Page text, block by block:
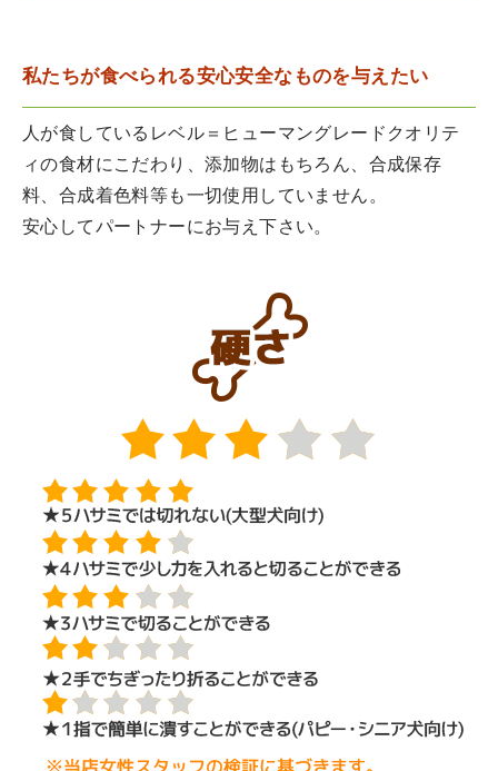
私たちが食べられる安心安全なものを与えたい
人が食しているレベル＝ヒューマングレードクオリテ
ィの食材にこだわり、添加物はもちろん、合成保存
料、合成着色料等も一切使用していません。
安心してパートナーにお与え下さい。